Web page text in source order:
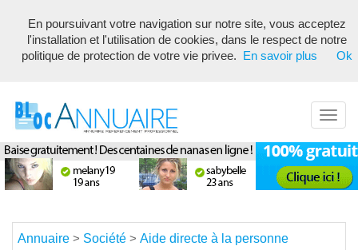
Annuaire référencement pour les webmasters, optimisé seo avec
description unique de votre fiche pour proposer du contenu pertinent
pour les moteurs de recherche ! Optimiser vos fiches
Annuaire > Société > Aide directe à la personne
En poursuivant votre navigation sur notre site, vous acceptez
l'installation et l'utilisation de cookies, dans le respect de notre
politique de protection de votre vie privee.
En savoir plus Ok